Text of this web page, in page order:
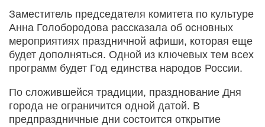
Заместитель председателя комитета по культуре
Анна Голобородова рассказала об основных
мероприятиях праздничной афиши, которая еще
будет дополняться. Одной из ключевых тем всех
программ будет Год единства народов России.
По сложившейся традиции, празднование Дня
города не ограничится одной датой. В
предпраздничные дни состоится открытие